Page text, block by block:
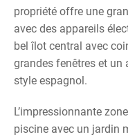
propriété offre une
avec des appareils
bel îlot central avec
grandes fenêtres et
style espagnol.
L’impressionnante
piscine avec un jardin